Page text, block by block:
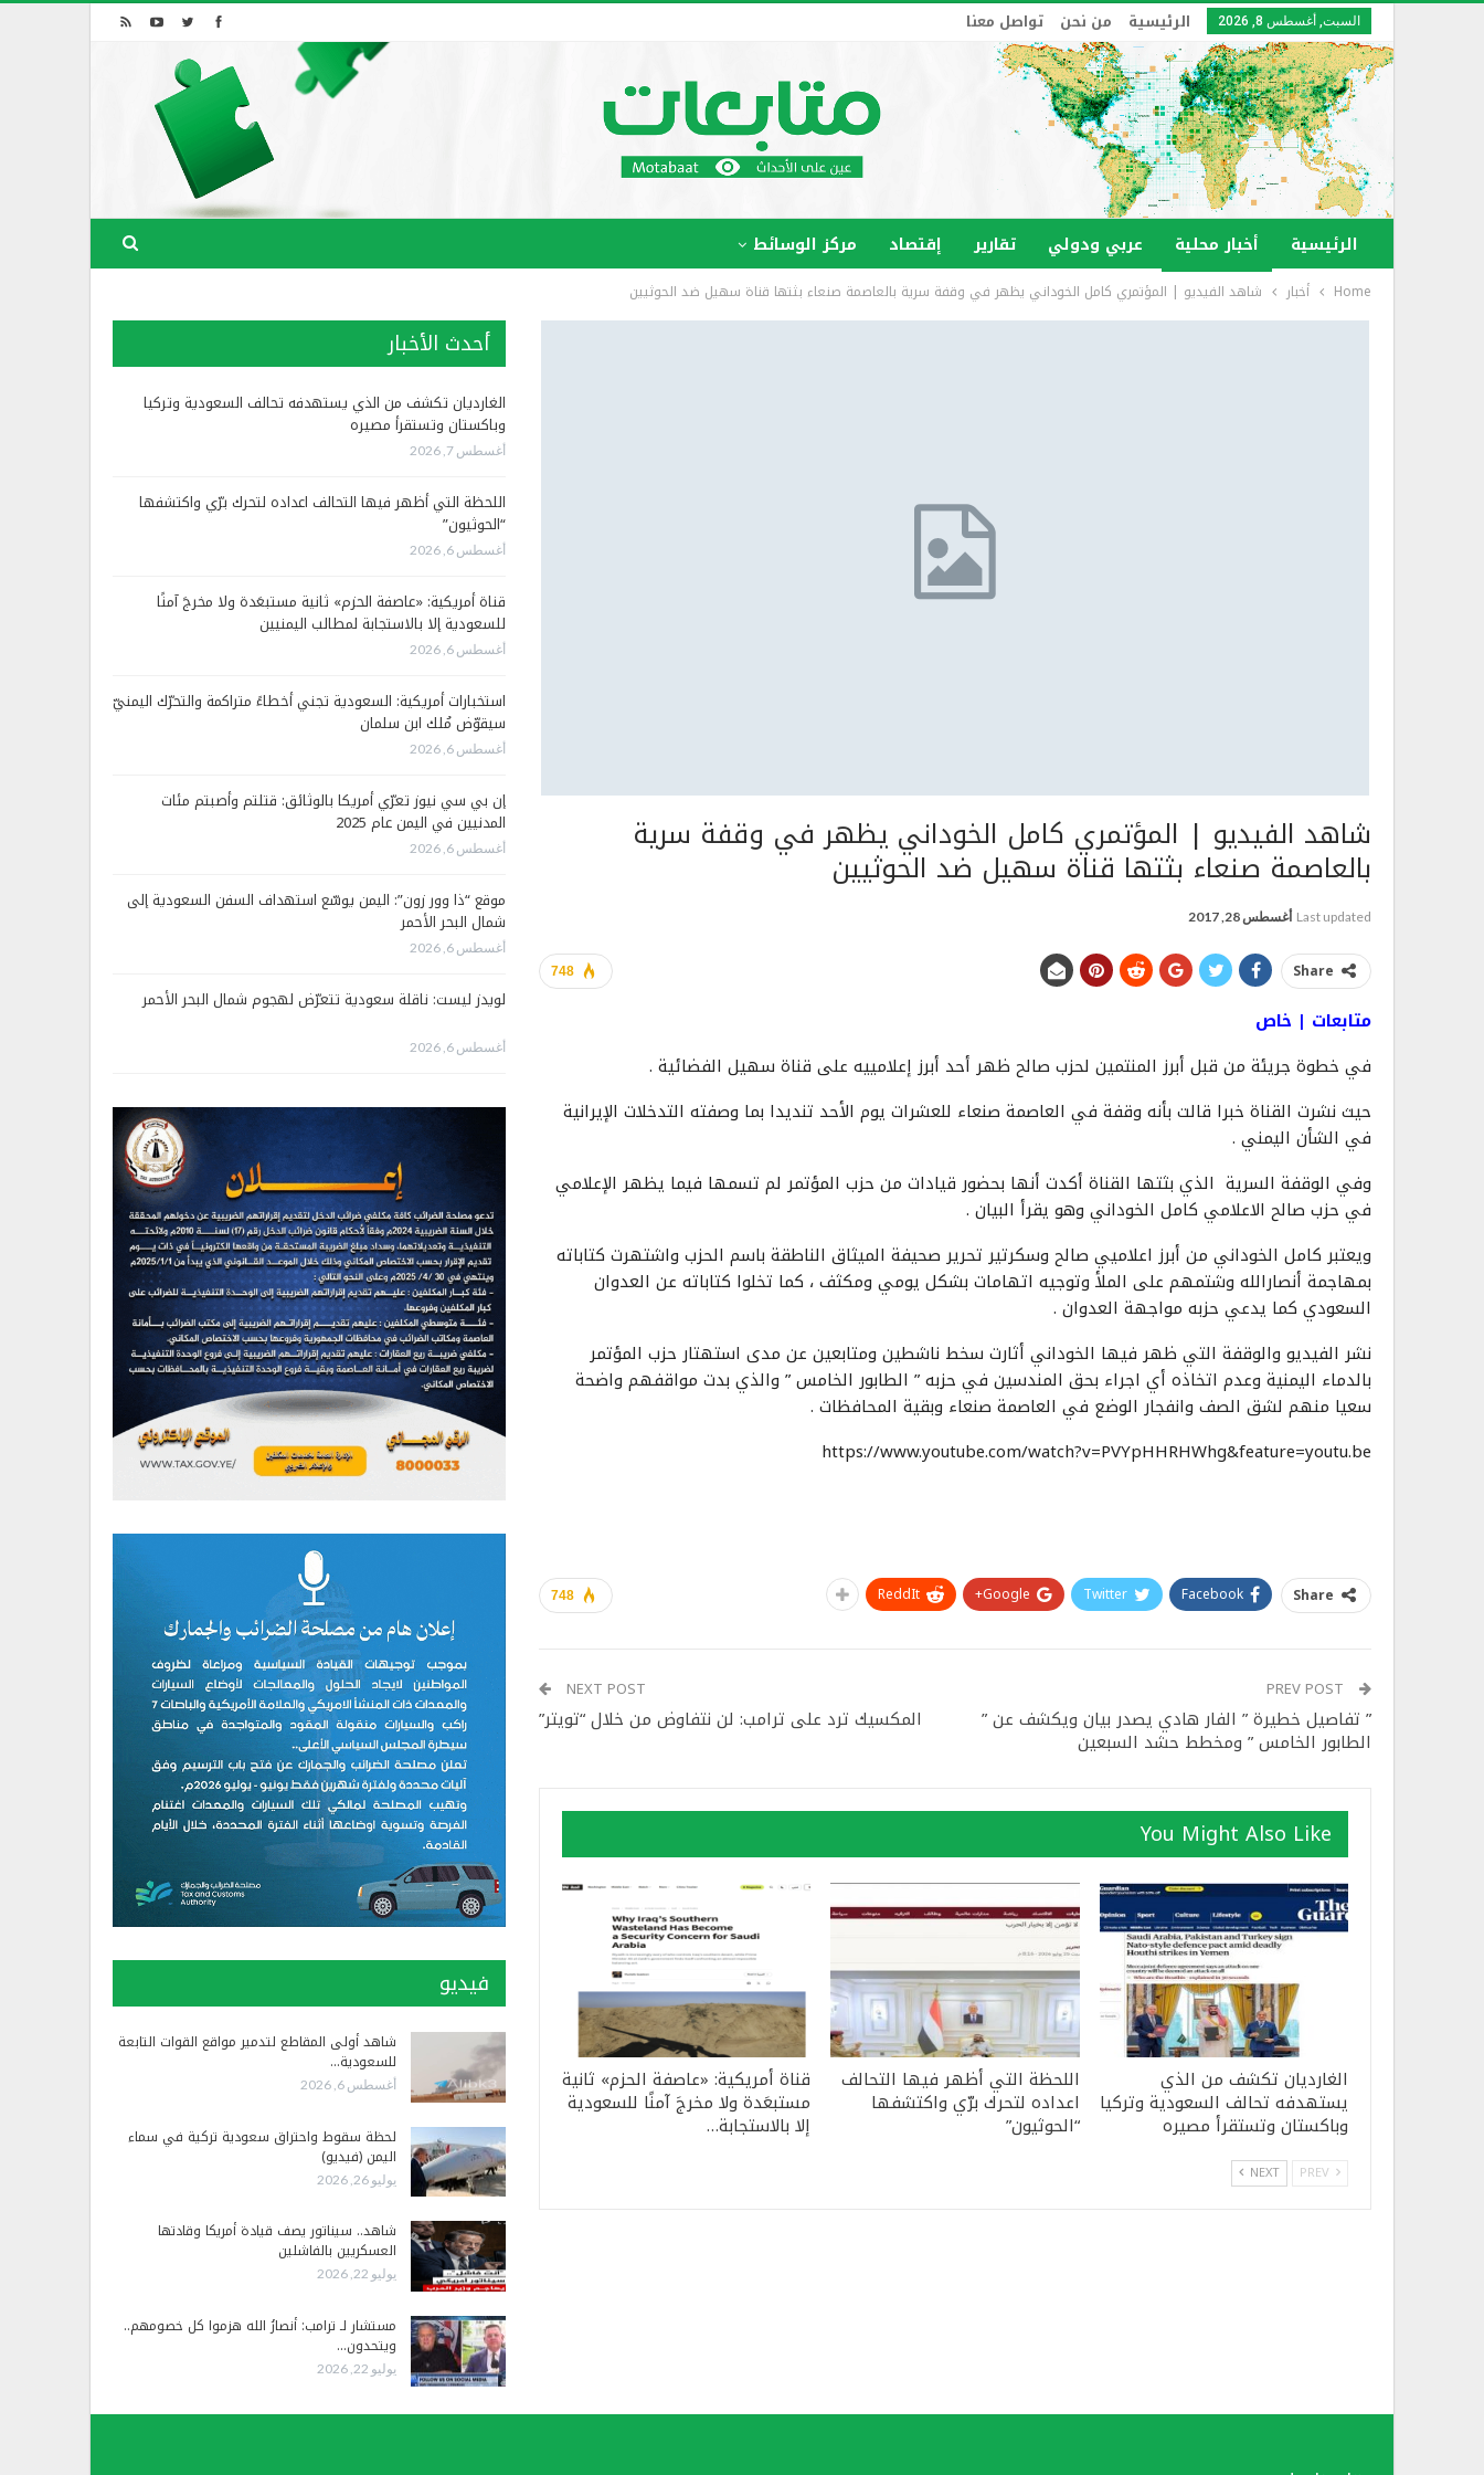
السبت, أغسطس 8, 2026 الرئيسية من نحن تواصل معنا
الرئيسية أخبار محلية عربي ودولي تقارير إقتصاد مركز الوسائط
Home أخبار شاهد الفيديو | المؤتمري كامل الخوداني يظهر في وقفة سرية بالعاصمة صنعاء بثتها قناة سهيل ضد الحوثيين
شاهد الفيديو | المؤتمري كامل الخوداني يظهر في وقفة سرية
بالعاصمة صنعاء بثتها قناة سهيل ضد الحوثيين
Last updated أغسطس 28, 2017
748 Share
متابعات | خاص
في خطوة جريئة من قبل أبرز المنتمين لحزب صالح ظهر أحد أبرز إعلامييه على قناة سهيل الفضائية .
حيث نشرت القناة خبرا قالت بأنه وقفة في العاصمة صنعاء للعشرات يوم الأحد تنديدا بما وصفته التدخلات الإيرانية
في الشأن اليمني .
وفي الوقفة السرية الذي بثتها القناة أكدت أنها بحضور قيادات من حزب المؤتمر لم تسمها فيما يظهر الإعلامي
في حزب صالح الاعلامي كامل الخوداني وهو يقرأ البيان .
ويعتبر كامل الخوداني من أبرز اعلاميي صالح وسكرتير تحرير صحيفة الميثاق الناطقة باسم الحزب واشتهرت كتاباته
بمهاجمة أنصارالله وشتمهم على الملأ وتوجيه اتهامات بشكل يومي ومكثف ، كما تخلوا كتاباته عن العدوان
السعودي كما يدعي حزبه مواجهة العدوان .
نشر الفيديو والوقفة التي ظهر فيها الخوداني أثارت سخط ناشطين ومتابعين عن مدى استهتار حزب المؤتمر
بالدماء اليمنية وعدم اتخاذه أي اجراء بحق المندسين في حزبه ” الطابور الخامس ” والذي بدت مواقفهم واضحة
سعيا منهم لشق الصف وانفجار الوضع في العاصمة صنعاء وبقية المحافظات .
https://www.youtube.com/watch?v=PVYpHHRHWhg&feature=youtu.be
748 Share
Facebook
Twitter
Google+
ReddIt
” تفاصيل خطيرة ” الفار هادي يصدر بيان ويكشف عن ”
الطابور الخامس ” ومخطط حشد السبعين
NEXT POST
المكسيك ترد على ترامب: لن نتفاوض من خلال “تويتر”
You Might Also Like
الغارديان تكشف من الذي
يستهدفه تحالف السعودية وتركيا
وباكستان وتستقرأ مصيره
اللحظة التي أظهر فيها التحالف
اعداده لتحرك برّي واكتشفها
“الحوثيون”
قناة أمريكية: «عاصفة الحزم» ثانية
مستبعَدة ولا مخرجَ آمنًا للسعودية
إلا بالاستجابة…
NEXT
أحدث الأخبار
الغارديان تكشف من الذي يستهدفه تحالف السعودية وتركيا
وباكستان وتستقرأ مصيره
أغسطس 7, 2026
اللحظة التي أظهر فيها التحالف اعداده لتحرك برّي واكتشفها
“الحوثيون”
أغسطس 6, 2026
قناة أمريكية: «عاصفة الحزم» ثانية مستبعَدة ولا مخرجَ آمنًا
للسعودية إلا بالاستجابة لمطالب اليمنيين
أغسطس 6, 2026
استخبارات أمريكية: السعودية تجني أخطاءً متراكمة والتحرّك اليمنيّ
سيقوّض مُلك ابن سلمان
أغسطس 6, 2026
إن بي سي نيوز تعرّي أمريكا بالوثائق: قتلتم وأصبتم مئات
المدنيين في اليمن عام 2025
أغسطس 6, 2026
موقع “ذا وور زون”: اليمن يوسّع استهداف السفن السعودية إلى
شمال البحر الأحمر
أغسطس 6, 2026
لويدز ليست: ناقلة سعودية تتعرّض لهجوم شمال البحر الأحمر
أغسطس 6, 2026
فيديو
شاهد أولى المقاطع لتدمير مواقع القوات التابعة
للسعودية…
أغسطس 6, 2026
لحظة سقوط واحتراق سعودية تركية في سماء
اليمن (فيديو)
يوليو 26, 2026
شاهد.. سيناتور يصف قيادة أمريكا وقادتها
العسكريين بالفاشلين
يوليو 22, 2026
مستشار لـ ترامب: أنصارُ الله هزموا كل خصومهم..
ويتحدون…
يوليو 22, 2026